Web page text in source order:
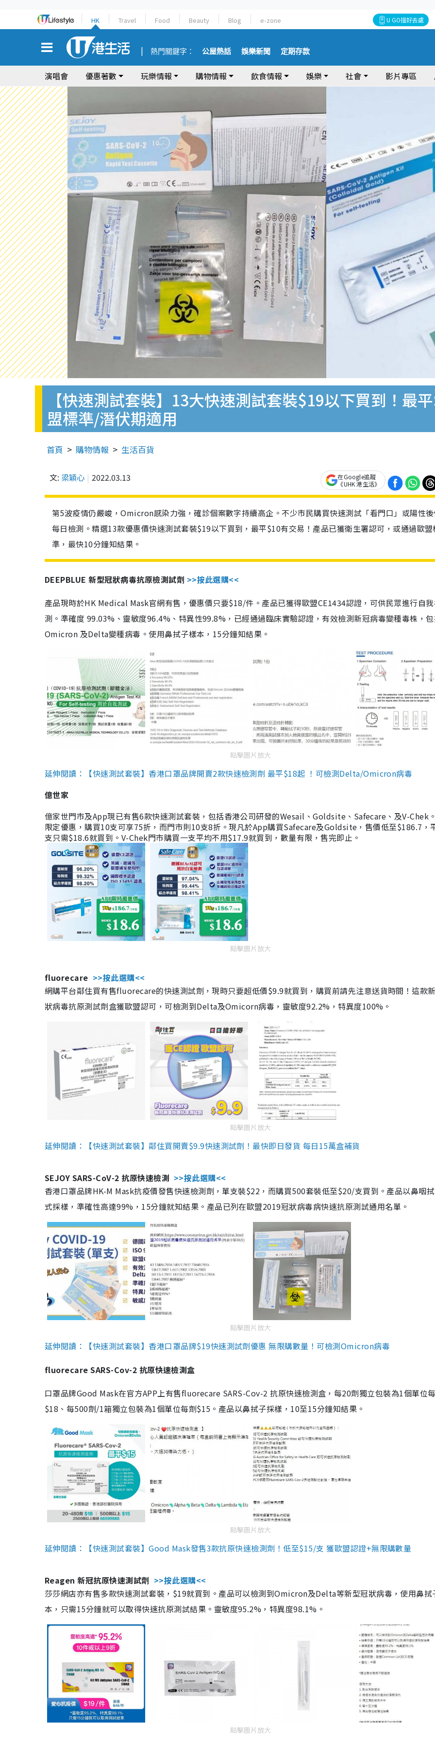
HK Travel Food Beauty Blog e-zone U GO搵好去處
熱門關鍵字： 公屋熱話 娛樂新聞 定期存款
演唱會 優惠著數 玩樂情報 購物情報 飲食情報 娛樂 社會 影片專區
【快速測試套裝】13大快速測試套裝$19以下買到！最
盟標準/潛伏期適用
首頁 購物情報 生活百貨
文: 梁穎心 2022.03.13
在Google追蹤
《UHK 港生活》
第5波疫情仍嚴峻，Omicron感染力強，確診個案數字持續高企。不少市民購買快速測試「看門口」或陽性
每日檢測。精選13款優惠價快速測試套裝$19以下買到，最平$10有交易！產品已獲衛生署認可，或通過歐盟
準，最快10分鐘知結果。
DEEPBLUE 新型冠狀病毒抗原檢測試劑 >>按此選購<<
產品現時於HK Medical Mask官網有售，優惠價只要$18/件。產品已獲得歐盟CE1434認證，可供民眾進行自
測。準確度 99.03%、靈敏度96.4%、特異性99.8%，已經通過臨床實驗認證，有效檢測新冠病毒變種毒株，
Omicron 及Delta變種病毒。使用鼻拭子樣本，15分鐘知結果。
點擊圖片放大
延伸閱讀：【快速測試套裝】香港口罩品牌開賣2款快速檢測劑 最平$18起 ！可檢測Delta/Omicron病毒
億世家
億家世門市及App現已有售6款快速測試套裝，包括香港公司研發的Wesail、Goldsite、Safecare、及V-Chek
限定優惠，購買10支可享75折，而門市則10支8折。現凡於App購買Safecare及Goldsite，售價低至$186.7，
支只需$18.6就買到。V-Chek門市購買一支平均不用$17.9就買到，數量有限，售完即止。
點擊圖片放大
fluorecare >>按此選購<<
網購平台鄰住買有售fluorecare的快速測試劑，現時只要超低價$9.9就買到，購買前請先注意送貨時間！這款
狀病毒抗原測試劑盒獲歐盟認可，可檢測到Delta及Omicorn病毒，靈敏度92.2%，特異度100%。
點擊圖片放大
延伸閱讀：【快速測試套裝】鄰住買開賣$9.9快速測試劑！最快即日發貨 每日15萬盒補貨
SEJOY SARS-CoV-2 抗原快速檢測 >>按此選購<<
香港口罩品牌HK-M Mask抗疫價發售快速檢測劑，單支裝$22，而購買500套裝低至$20/支買到。產品以鼻咽
式採樣，準確性高達99%，15分鐘就知結果。產品已列在歐盟2019冠狀病毒病快速抗原測試通用名單。
點擊圖片放大
延伸閱讀：【快速測試套裝】香港口罩品牌$19快速測試劑優惠 無限購數量！可檢測Omicron病毒
fluorecare SARS-Cov-2 抗原快速檢測盒
口罩品牌Good Mask在官方APP上有售fluorecare SARS-Cov-2 抗原快速檢測盒，每20劑獨立包裝為1個單位
$18、每500劑/1箱獨立包裝為1個單位每劑$15。產品以鼻拭子採樣，10至15分鐘知結果。
點擊圖片放大
延伸閱讀：【快速測試套裝】Good Mask發售3款抗原快速檢測劑！低至$15/支 獲歐盟認證+無限購數量
Reagen 新冠抗原快速測試劑 >>按此選購<<
莎莎網店亦有售多款快速測試套裝，$19就買到。產品可以檢測到Omicron及Delta等新型冠狀病毒，使用鼻拭
本，只需15分鐘就可以取得快速抗原測試結果。靈敏度95.2%，特異度98.1%。
點擊圖片放大